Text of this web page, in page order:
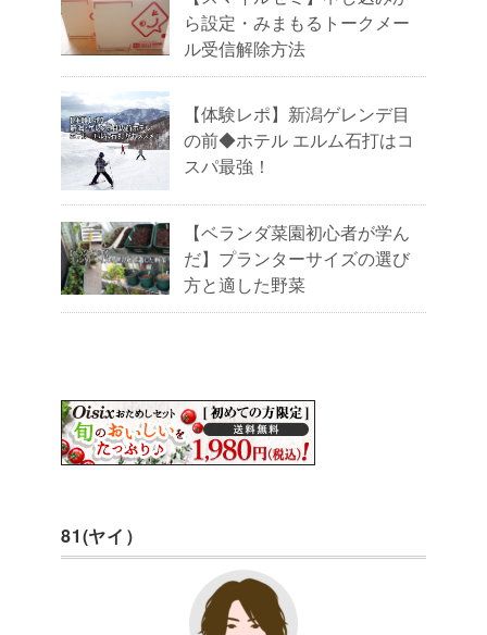
ら設定・みまもるトークメー
ル受信解除方法
【体験レポ】新潟ゲレンデ目
の前◆ホテル エルム石打はコ
スパ最強！
【ベランダ菜園初心者が学ん
だ】プランターサイズの選び
方と適した野菜
81(ヤイ）